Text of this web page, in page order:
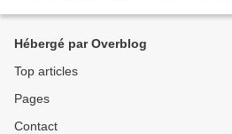
Hébergé par Overblog
Top articles
Pages
Contact